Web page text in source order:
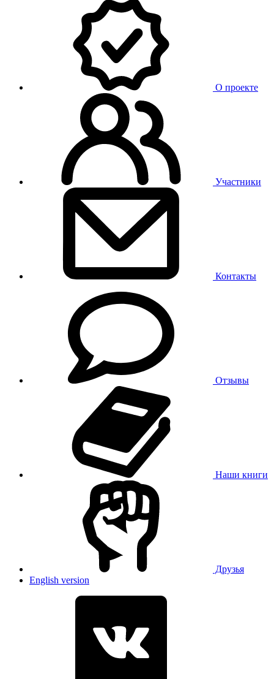
О проекте
Участники
Контакты
Отзывы
Наши книги
Друзья
English version